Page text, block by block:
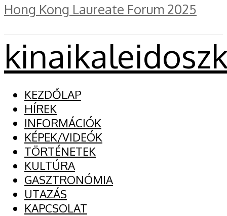
Hong Kong Laureate Forum 2025
KEZDŐLAP
HÍREK
INFORMÁCIÓK
KÉPEK/VIDEÓK
TÖRTÉNETEK
KULTÚRA
GASZTRONÓMIA
UTAZÁS
KAPCSOLAT